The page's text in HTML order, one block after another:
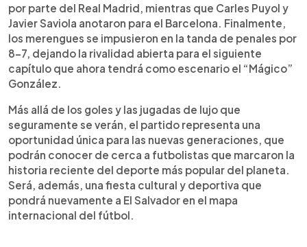
por parte del Real Madrid, mientras que Carles Puyol y
Javier Saviola anotaron para el Barcelona. Finalmente,
los merengues se impusieron en la tanda de penales por
8-7, dejando la rivalidad abierta para el siguiente
capítulo que ahora tendrá como escenario el “Mágico”
González.
Más allá de los goles y las jugadas de lujo que
seguramente se verán, el partido representa una
oportunidad única para las nuevas generaciones, que
podrán conocer de cerca a futbolistas que marcaron la
historia reciente del deporte más popular del planeta.
Será, además, una fiesta cultural y deportiva que
pondrá nuevamente a El Salvador en el mapa
internacional del fútbol.